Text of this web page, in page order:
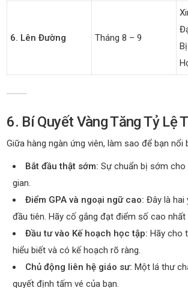
6. Lên Đường Tháng 8 – 9
6. Bí Quyết Vàng Tăng Tỷ Lệ
Giữa hàng ngàn ứng viên, làm sao để bạn nổi
Bắt đầu thật sớm: Sự chuẩn bị sớm cho
gian.
Điểm GPA và ngoại ngữ cao: Đây là hai
đầu tiên. Hãy cố gắng đạt điểm số cao nhất
Đầu tư vào Kế hoạch học tập: Hãy cho
hiểu biết và có kế hoạch rõ ràng.
Chủ động liên hệ giáo sư: Một lá thư
quyết định tấm vé của bạn.